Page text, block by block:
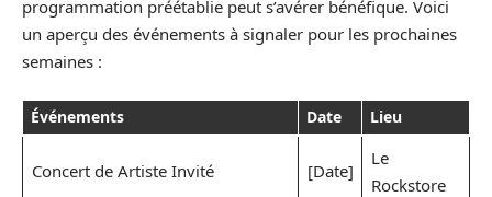
programmation préétablie peut s’avérer bénéfique. Voici
un aperçu des événements à signaler pour les prochaines
semaines :
Événements Date Lieu
Concert de Artiste Invité [Date]
Le
Rockstore